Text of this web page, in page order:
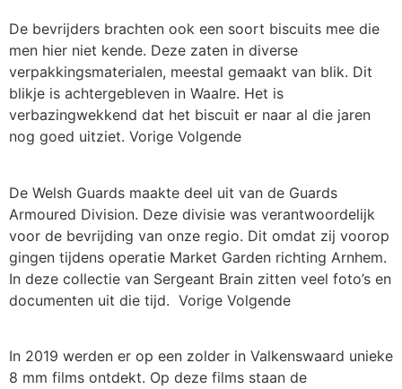
De bevrijders brachten ook een soort biscuits mee die
men hier niet kende. Deze zaten in diverse
verpakkingsmaterialen, meestal gemaakt van blik. Dit
blikje is achtergebleven in Waalre. Het is
verbazingwekkend dat het biscuit er naar al die jaren
nog goed uitziet. Vorige Volgende
De Welsh Guards maakte deel uit van de Guards
Armoured Division. Deze divisie was verantwoordelijk
voor de bevrijding van onze regio. Dit omdat zij voorop
gingen tijdens operatie Market Garden richting Arnhem.
In deze collectie van Sergeant Brain zitten veel foto’s en
documenten uit die tijd. Vorige Volgende
In 2019 werden er op een zolder in Valkenswaard unieke
8 mm films ontdekt. Op deze films staan de